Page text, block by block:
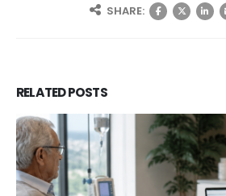
SHARE:
RELATEDPOSTS